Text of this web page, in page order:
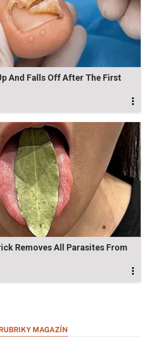
And Falls Off After The First
Removes All Parasites From
MAGAZÍN